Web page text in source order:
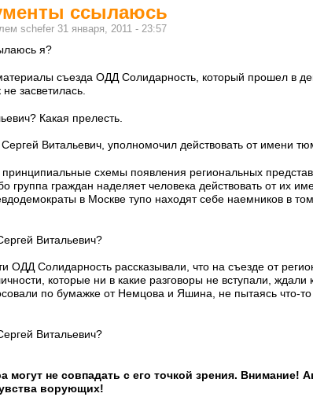
ссылаюсь
schefer 31 января, 2011 - 23:57
я?
съезда ОДД Солидарность, который прошел в
засветилась.
Какая прелесть.
Витальевич, уполномочил действовать от имени
схемы появления региональных
группа граждан наделяет человека действовать от их
в Москве тупо находят себе наемников в
Витальевич?
ОДД Солидарность рассказывали, что на съезде от
которые ни в какие разговоры не вступали, ждали
по бумажке от Немцова и Яшина, не пытаясь что-
Витальевич?
могут не совпадать с его точкой зрения. Внимание!
ворующих!